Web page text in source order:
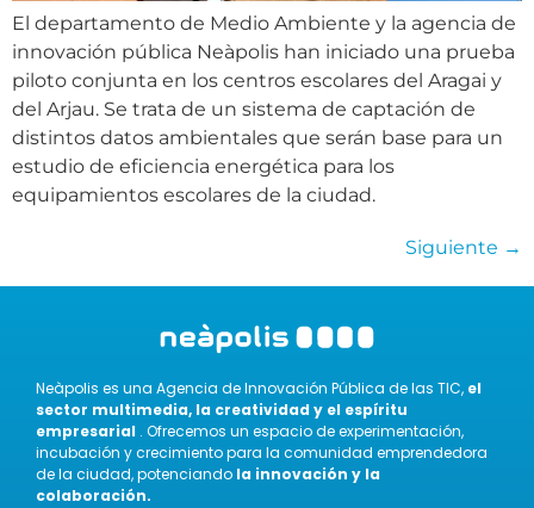
El departamento de Medio Ambiente y la agencia de
innovación pública Neàpolis han iniciado una prueba
piloto conjunta en los centros escolares del Aragai y
del Arjau. Se trata de un sistema de captación de
distintos datos ambientales que serán base para un
estudio de eficiencia energética para los
equipamientos escolares de la ciudad.
Siguiente →
Neàpolis es una Agencia de Innovación Pública de las TIC, el
sector multimedia, la creatividad y el espíritu
empresarial . Ofrecemos un espacio de experimentación,
incubación y crecimiento para la comunidad emprendedora
de la ciudad, potenciando la innovación y la
colaboración.